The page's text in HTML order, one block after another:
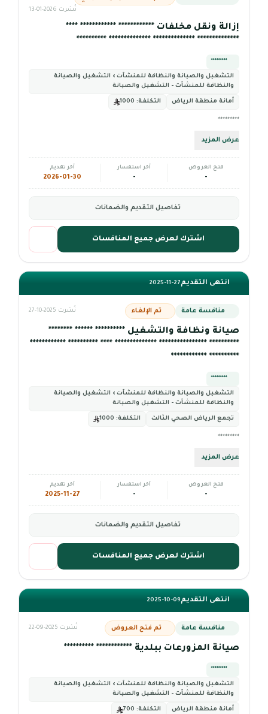
نُشرت 2026-01-13
إزالة ونقل مخلفات ************ ************ ****
************** ************** ************** **********
*********
التشغيل والصيانة والنظافة للمنشآت › التشغيل والصيانة
والنظافة للمنشآت - التشغيل والصيانة
أمانة منطقة الرياض التكلفة:
*********
عرض المزيد
فتح العروض
-
آخر استفسار
-
آخر تقديم
2026-01-30
تفاصيل التقديم والضمانات
اشترك لعرض جميع المنافسات
انتهى التقديم2025-11-27
منافسة عامة تم الإلغاء نُشرت 2025-10-27
صيانة ونظافة والتشغيل ********** ****** ********
********** **************** ************** **** ********** ************
********** ************
*********
التشغيل والصيانة والنظافة للمنشآت › التشغيل والصيانة
والنظافة للمنشآت - التشغيل والصيانة
تجمع الرياض الصحي الثالث التكلفة:
*********
عرض المزيد
فتح العروض
-
آخر استفسار
-
آخر تقديم
2025-11-27
تفاصيل التقديم والضمانات
اشترك لعرض جميع المنافسات
انتهى التقديم2025-10-09
منافسة عامة تم فتح العروض نُشرت 2025-09-22
صيانة المزورعات ببلدية ************ **********
*********
التشغيل والصيانة والنظافة للمنشآت › التشغيل والصيانة
والنظافة للمنشآت - التشغيل والصيانة
أمانة منطقة الرياض التكلفة: